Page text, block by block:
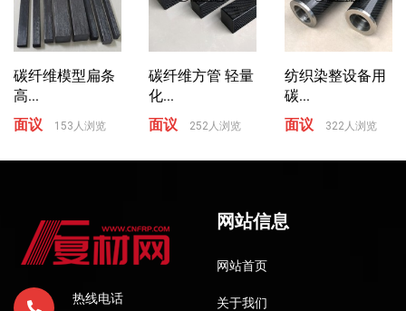
碳纤维模型扁条
高...
面议
153人浏览
碳纤维方管 轻量
化...
面议
252人浏览
纺织染整设备用
碳...
面议
322人浏览
热线电话
网站信息
网站首页
关于我们